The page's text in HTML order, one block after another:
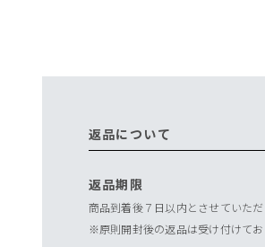
返品について
返品期限
商品到着後７日以内とさせていただ
※原則開封後の返品は受け付けてお